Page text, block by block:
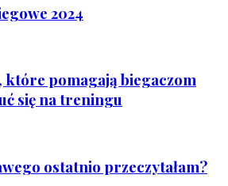
2024
które pomagają biegaczom
się na treningu
ostatnio przeczytałam?